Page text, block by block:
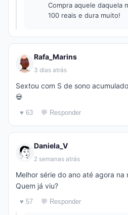
Compra aquele daquela
100 reais e dura muito!
Rafa_Marins
3 dias atrás
Sextou com S de sono
💀
♥ 63 💬 Responder
Daniela_V
2 semanas atrás
Melhor série do ano até agora na
Quem já viu?
♥ 57 💬 Responder